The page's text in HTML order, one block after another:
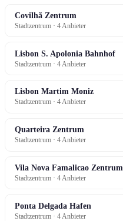
Covilhã Zentrum
Stadtzentrum · 4 Anbieter
Lisbon S. Apolonia Bahnhof
Stadtzentrum · 4 Anbieter
Lisbon Martim Moniz
Stadtzentrum · 4 Anbieter
Quarteira Zentrum
Stadtzentrum · 4 Anbieter
Vila Nova Famalicao Zentrum
Stadtzentrum · 4 Anbieter
Ponta Delgada Hafen
Stadtzentrum · 4 Anbieter